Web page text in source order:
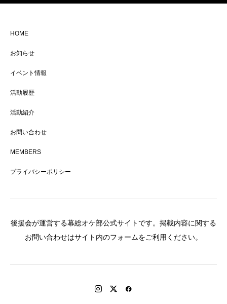
HOME
お知らせ
イベント情報
活動履歴
活動紹介
お問い合わせ
MEMBERS
プライバシーポリシー
後援会が運営する幕総オケ部公式サイトです。掲載内容に関する
お問い合わせはサイト内のフォームをご利用ください。